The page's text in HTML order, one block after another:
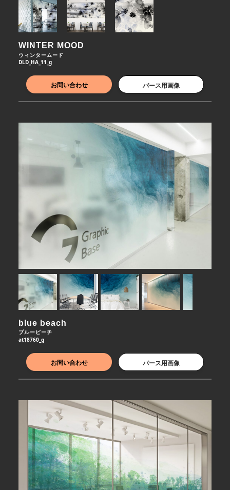
WINTER MOOD
ウィンタームード
DLD_HA_11_g
お問い合わせ パース用画像
blue beach
ブルービーチ
at18760_g
お問い合わせ パース用画像